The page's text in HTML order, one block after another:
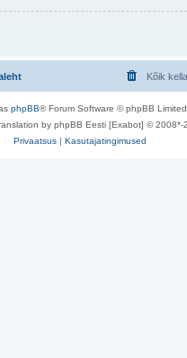
Kõik
phpBB® Forum Software © phpBB Limited
by phpBB Eesti [Exabot] © 2008*-
Privaatsus | Kasutajatingimused